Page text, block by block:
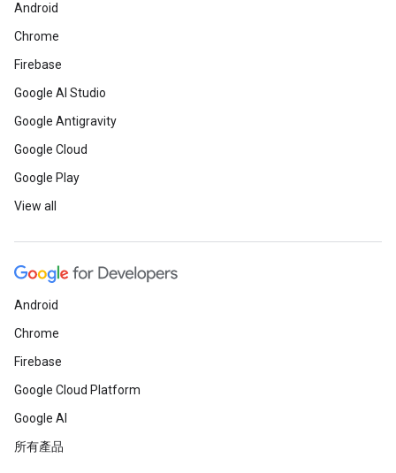
Android
Chrome
Firebase
Google AI Studio
Google Antigravity
Google Cloud
Google Play
View all
Android
Chrome
Firebase
Google Cloud Platform
Google AI
所有產品